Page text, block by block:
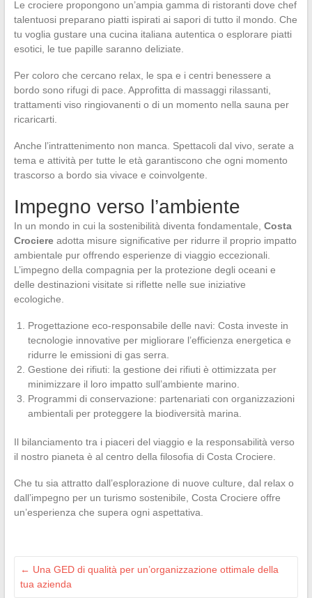
Le crociere propongono un’ampia gamma di ristoranti dove chef
talentuosi preparano piatti ispirati ai sapori di tutto il mondo. Che
tu voglia gustare una cucina italiana autentica o esplorare piatti
esotici, le tue papille saranno deliziate.
Per coloro che cercano relax, le spa e i centri benessere a
bordo sono rifugi di pace. Approfitta di massaggi rilassanti,
trattamenti viso ringiovanenti o di un momento nella sauna per
ricaricarti.
Anche l’intrattenimento non manca. Spettacoli dal vivo, serate a
tema e attività per tutte le età garantiscono che ogni momento
trascorso a bordo sia vivace e coinvolgente.
Impegno verso l’ambiente
In un mondo in cui la sostenibilità diventa fondamentale, Costa
Crociereadotta misure significative per ridurre il proprio impatto
ambientale pur offrendo esperienze di viaggio eccezionali.
L’impegno della compagnia per la protezione degli oceani e
delle destinazioni visitate si riflette nelle sue iniziative
ecologiche.
Progettazione eco-responsabile delle navi: Costa investe in
tecnologie innovative per migliorare l’efficienza energetica e
ridurre le emissioni di gas serra.
Gestione dei rifiuti: la gestione dei rifiuti è ottimizzata per
minimizzare il loro impatto sull’ambiente marino.
Programmi di conservazione: partenariati con organizzazioni
ambientali per proteggere la biodiversità marina.
Il bilanciamento tra i piaceri del viaggio e la responsabilità verso
il nostro pianeta è al centro della filosofia di Costa Crociere.
Che tu sia attratto dall’esplorazione di nuove culture, dal relax o
dall’impegno per un turismo sostenibile, Costa Crociere offre
un’esperienza che supera ogni aspettativa.
← Una GED di qualità per un’organizzazione ottimale della
tua azienda